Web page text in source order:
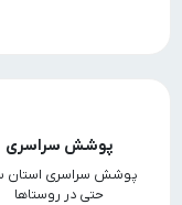
پوشش سراسری
پوشش سراسری استان
حتی در روستاها